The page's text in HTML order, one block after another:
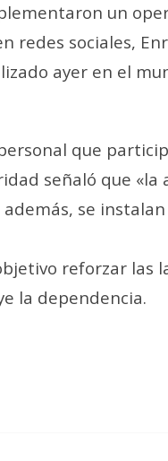
un
redes sociales,
ayer en el
que
señaló que
se
reforzar las
la dependencia.